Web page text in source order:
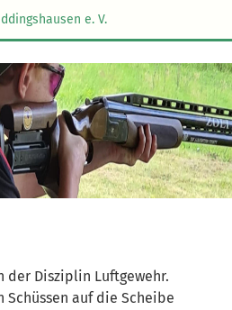
der Disziplin Luftgewehr.
Schüssen auf die Scheibe
e. V.